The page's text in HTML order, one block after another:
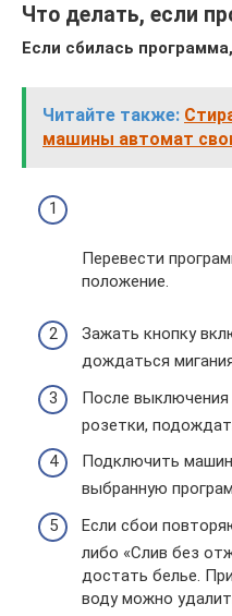
Что делать, если
Если сбилась
Читайте также:
машины автомат
Перевести
положение.
Зажать кнопку
дождаться
После выключения
розетки,
Подключить
выбранную
Если сбои
либо «Слив без
достать белье.
воду можно